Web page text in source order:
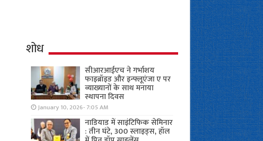
शोध
सीआरआईएच ने गर्भाशय
फाइब्रॉइड और इन्फ्लूएंजा ए पर
व्याख्यानों के साथ मनाया
स्थापना दिवस
January 10, 2026- 7:05 AM
नाडियाड में साइंटिफिक सेमिनार
: तीन घंटे, 300 स्लाइड्स, हॉल